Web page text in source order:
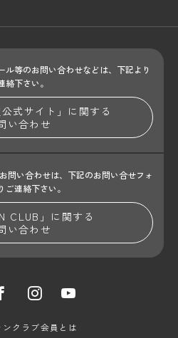
ル等のお問い合わせなどは、下記より
絡下さい。
公式サイト」に関する
い合わせ
問い合わせは、 下記のお問い合せフォ
ご連絡下さい。
CLUB」に関する
い合わせ
クラブ会員とは